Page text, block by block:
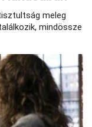
meleg
mindössze